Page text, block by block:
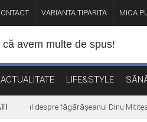
VARIANTA TIPARITA MICA
ACTUALITATE LIFE&STYLE
filmul despre făgărășeanul Dinu